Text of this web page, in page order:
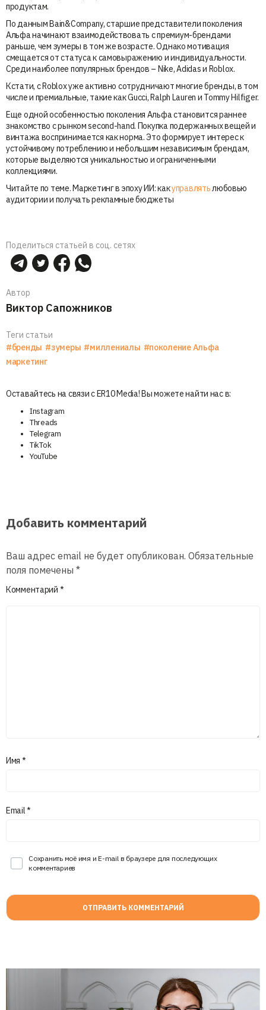
продуктам.
По данным Bain&Company, старшие представители поколения
Альфа начинают взаимодействовать с премиум-брендами
раньше, чем зумеры в том же возрасте. Однако мотивация
смещается от статуса к самовыражению и индивидуальности.
Среди наиболее популярных брендов – Nike, Adidas и Roblox.
Кстати, с Roblox уже активно сотрудничают многие бренды, в том
числе и премиальные, такие как Gucci, Ralph Lauren и Tommy Hilfiger.
Еще одной особенностью поколения Альфа становится раннее
знакомство с рынком second-hand. Покупка подержанных вещей и
винтажа воспринимается как норма. Это формирует интерес к
устойчивому потреблению и небольшим независимым брендам,
которые выделяются уникальностью и ограниченными
коллекциями.
Читайте по теме. Маркетинг в эпоху ИИ: какуправлятьлюбовью
аудитории и получать рекламные бюджеты
Поделиться статьей в соц. сетях
Автор
Виктор Сапожников
Теги статьи
#бренды #зумеры #миллениалы #поколение Альфа
маркетинг
Оставайтесь на связи с ER10 Media! Вы можете найти нас в:
Instagram
Threads
Telegram
TikTok
YouTube
Добавить комментарий
Ваш адрес email не будет опубликован. Обязательные
поля помечены *
Комментарий *
Имя *
Email*
Сохранить моё имя и E-mail в браузере для последующих
комментариев